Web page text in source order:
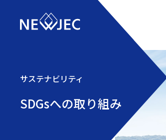
サステナビリティ
SDGsへの取り組み